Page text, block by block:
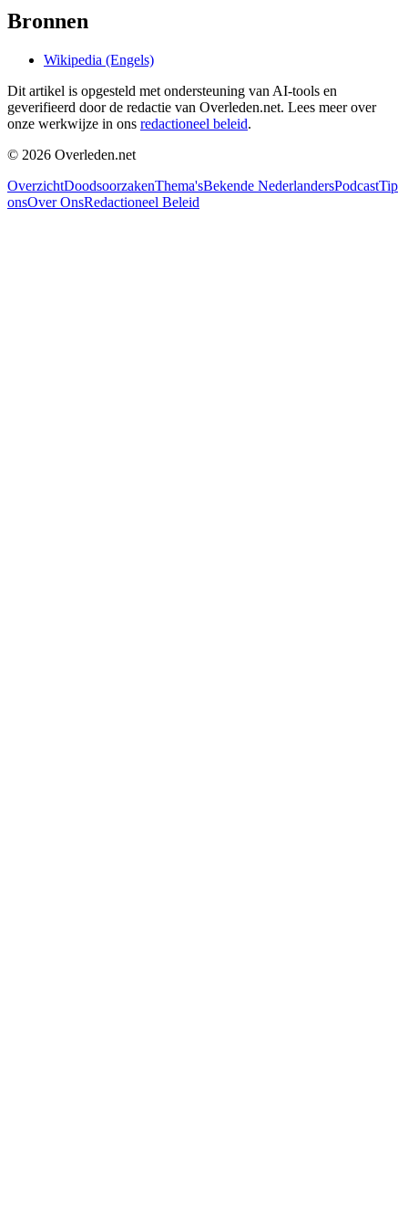
Bronnen
Wikipedia (Engels)
Dit artikel is opgesteld met ondersteuning van AI-tools en
geverifieerd door de redactie van Overleden.net. Lees meer over
onze werkwijze in ons redactioneel beleid.
© 2026 Overleden.net
OverzichtDoodsoorzakenThema'sBekende NederlandersPodcastTip
onsOver OnsRedactioneel Beleid